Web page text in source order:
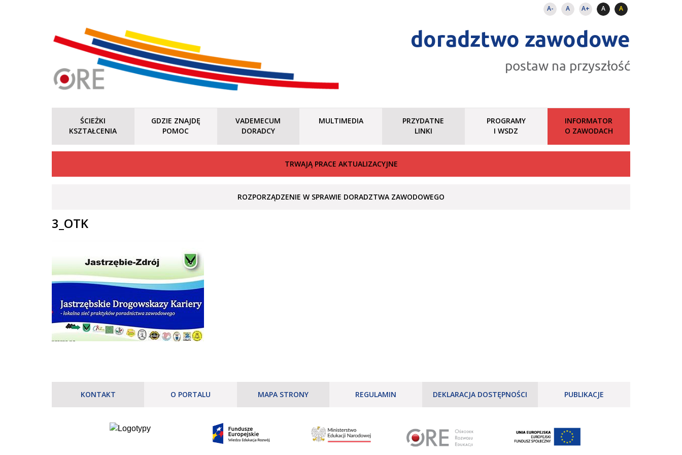
A- A A+ A A
doradztwo zawodowe
postaw na przyszłość
ŚCIEŻKI
KSZTAŁCENIA
GDZIE ZNAJDĘ
POMOC
VADEMECUM
DORADCY
MULTIMEDIA
PRZYDATNE
LINKI
PROGRAMY
I WSDZ
INFORMATOR
O ZAWODACH
TRWAJĄ PRACE AKTUALIZACYJNE
ROZPORZĄDZENIE W SPRAWIE DORADZTWA ZAWODOWEGO
3_OTK
KONTAKT O PORTALU MAPA STRONY REGULAMIN DEKLARACJA DOSTĘPNOŚCI PUBLIKACJE